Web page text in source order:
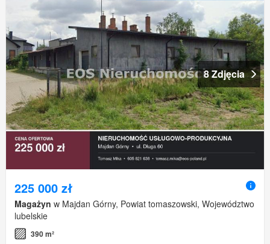
8 Zdjęcia
225 000 zł
Magażyn w Majdan Górny, Powiat tomaszowski, Województwo
lubelskie
390 m²